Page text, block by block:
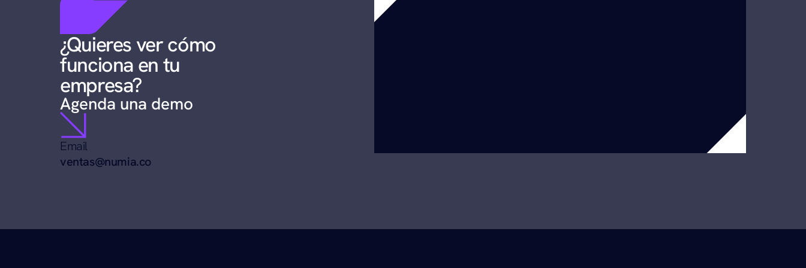
¿Quieres ver cómo
funciona en tu
empresa?
Agenda una demo
Email
ventas@numia.co